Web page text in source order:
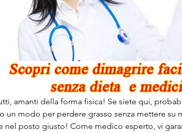
amanti della forma fisica! Se siete qui,
un modo per perdere grasso senza mettere su
nel posto giusto! Come medico esperto, vi